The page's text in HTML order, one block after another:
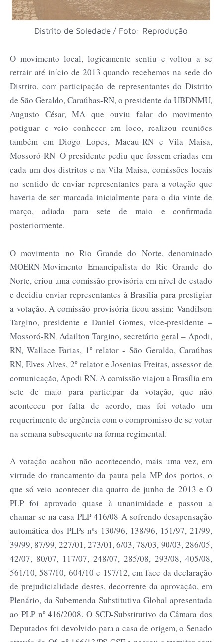
Distrito de Soledade / Foto: Reprodução
O movimento local, logicamente sentiu e voltou a se
retrair até início de 2013 quando recebemos na sede do
Distrito, com participação de representantes do Distrito
de São Geraldo, Caraúbas-RN, o presidente da UBDNMU,
Augusto César, MA que ouviu falar do movimento
potiguar e veio conhecer em loco, realizou reuniões
também em Diogo Lopes, Macau-RN e Vila Maisa,
Mossoró-RN. O presidente pediu que fossem criadas em
cada um dos distritos e na Vila Maisa, comissões locais
no sentido de enviar representantes para a votação que
haveria de ser marcada inicialmente para o dia vinte de
março, adiada para sete de maio e confirmada
posteriormente.
O movimento no Rio Grande do Norte, denominado
MOERN-Movimento Emancipalista do Rio Grande do
Norte, criou uma comissão provisória em nível de estado
e decidiu enviar representantes à Brasília para prestigiar
a votação. A comissão provisória ficou assim: Vandilson
Targino, presidente e Daniel Gomes, vice-presidente –
Mossoró-RN, Adailton Targino, secretário geral – Apodi,
RN, Wallace Farias, 1º relator - São Geraldo, Caraúbas
RN, Elves Alves, 2º relator e Josenias Freitas, assessor de
comunicação, Apodi RN. A comissão viajou a Brasília em
sete de maio para participar da votação, que não
aconteceu por falta de acordo, mas foi votado um
requerimento de urgência com o compromisso de se votar
na semana subsequente na forma regimental.
A votação acabou não acontecendo, mais uma vez, em
virtude do trancamento da pauta pela MP dos portos, o
que só veio acontecer dia quatro de junho de 2013 e O
PLP foi aprovado quase à unanimidade e passou a
chamar-se na casa PLP 416/08-A sofrendo desapensação
automática dos PLPs nºs 130/96, 138/96, 151/97, 21/99,
39/99, 87/99, 227/01, 273/01, 6/03, 78/03, 90/03, 286/05,
42/07, 80/07, 117/07, 248/07, 285/08, 293/08, 405/08,
561/10, 587/10, 604/10 e 197/12, em face da declaração
de prejudicialidade destes, decorrente da aprovação, em
Plenário, da Subemenda Substitutiva Global apresentada
ao PLP nº 416/2008. O SCD-Substitutivo da Câmara dos
Deputados foi devolvido para a casa de origem, o Senado